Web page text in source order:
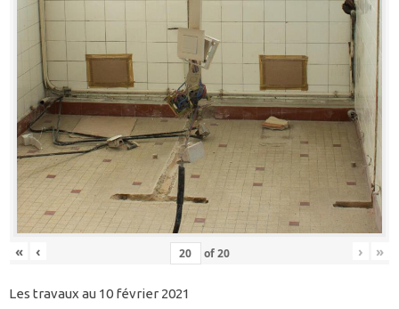
« ‹ of20 › »
Les travaux au 10 février 2021